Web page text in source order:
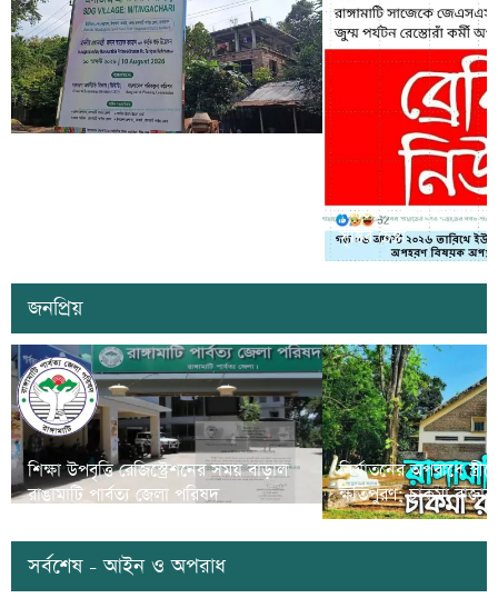
সাজেকে অপহরণের গুজব
সৃষ্টির চেষ্টা
জনপ্রিয়
শিক্ষা উপবৃত্তি রেজিস্ট্রেশনের সময় বাড়াল
রাঙামাটি পার্বত্য জেলা পরিষদ
নির্যাতনের অপরাধে
ক্ষতিপুরণ; চাকমা
সর্বশেষ - আইন ও অপরাধ